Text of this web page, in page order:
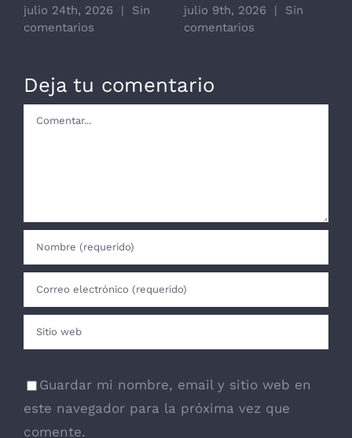
julio 24th, 2026 |
Sin
comentarios
julio 9th, 2026 |
Sin
comentarios
Deja tu comentario
Comentar
Guardar mi nombre, email y sitio web en
este navegador para la próxima vez que
comente.